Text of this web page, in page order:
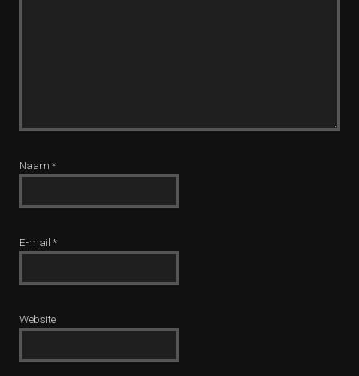
Naam *
E-mail *
Website